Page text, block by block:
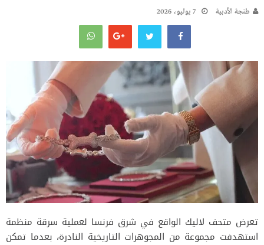
طنجة الأدبية 7 يوليو، 2026
تعرض متحف لاليك الواقع في شرق فرنسا لعملية سرقة منظمة
استهدفت مجموعة من المجوهرات التاريخية النادرة، بعدما تمكن